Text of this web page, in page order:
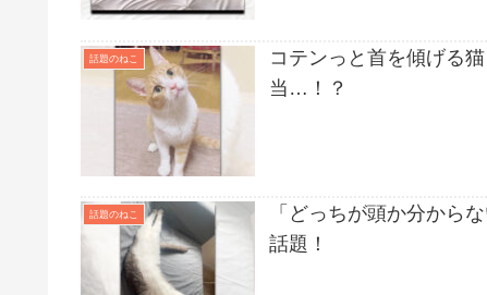
話題のねこ
コテンっと首を傾げる
当…！？
話題のねこ
「どっちが頭か分から
話題！